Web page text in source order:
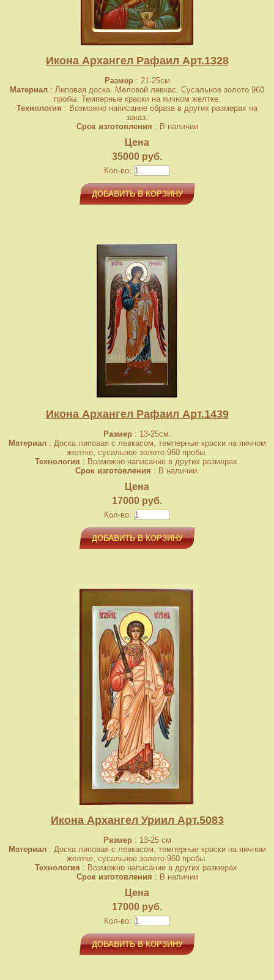
Икона Архангел Рафаил Арт.1328
Размер: 21-25см
Материал : Липовая доска. Меловой левкас. Сусальное золото 960
пробы. Темперные краски на яичном желтке.
Технология : Возможно написание образа в других размерах на
заказ.
Срок изготовления : В наличии
Цена
35000 руб.
Кол-во:
ДОБАВИТЬ В КОРЗИНУ
Икона Архангел Рафаил Арт.1439
Размер: 13-25см.
Материал: Доска липовая с левкасом, темперные краски на яичном
желтке, сусальное золото 960 пробы.
Технология : Возможно написание в других размерах.
Срок изготовления : В наличии.
Цена
17000 руб.
Кол-во:
ДОБАВИТЬ В КОРЗИНУ
Икона Архангел Уриил Арт.5083
Размер: 13-25 см
Материал: Доска липовая с левкасом, темперные краски на яичном
желтке, сусальное золото 960 пробы.
Технология : Возможно написание в других размерах.
Срок изготовления : В наличии
Цена
17000 руб.
Кол-во:
ДОБАВИТЬ В КОРЗИНУ